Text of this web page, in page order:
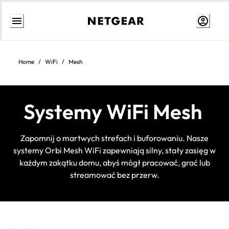
Przejdź
treściHome / WiFi / Mesh
Systemy WiFi Mesh
Zapomnij o martwych strefach i buforowaniu. Nasze
systemy Orbi Mesh WiFi zapewniają silny, stały zasięg w
każdym zakątku domu, abyś mógł pracować, grać lub
streamować bez przerw.